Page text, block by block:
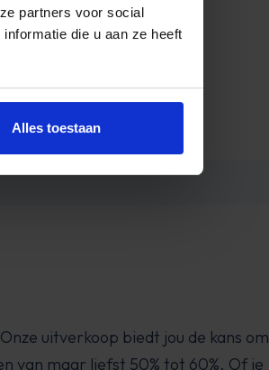
partners voor social
die u aan ze heeft
Alles toestaan
uitverkoop biedt jou de kans om
van maar liefst 50% tot 60%. Of je